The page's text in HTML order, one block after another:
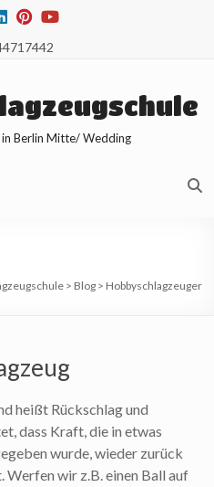
Berlin Mitte/ Wedding
> Blog> Hobbyschlagzeuger
heißt Rückschlag und
dass Kraft, die in etwas
wurde, wieder zurück
Werfen wir z.B. einen Ball auf